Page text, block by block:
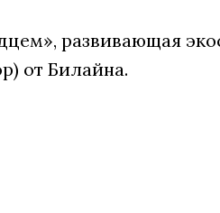
развивающая
от Билайна.